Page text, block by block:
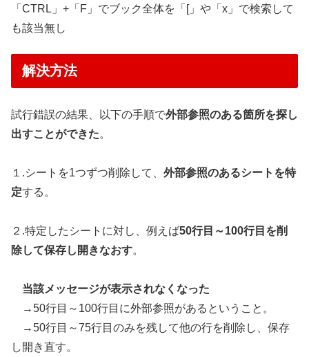
「CTRL」+「F」でブック全体を「[」や「x」で検索して
も該当無し
解決方法
試行錯誤の結果、以下の手順で外部参照のある箇所を探し
出すことができた。
１.シートを1つずつ削除して、 外部参照のあるシートを特
定する。
２.特定したシートに対し、例えば50行目～100行目を削
除して保存し開きなおす。
当該メッセージが表示されなくなった
→50行目～100行目に外部参照があるということ。
→50行目～75行目のみを残して他の行を削除し、保存
し開き直す。